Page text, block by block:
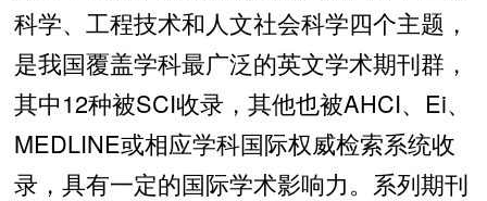
科学、工程技术和人文社会科学四个主题，
是我国覆盖学科最广泛的英文学术期刊群，
其中12种被SCI收录，其他也被AHCI、Ei、
MEDLINE或相应学科国际权威检索系统收
录，具有一定的国际学术影响力。系列期刊